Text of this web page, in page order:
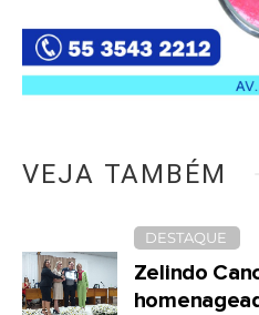
VEJA TAMBÉM
DESTAQUE
Zelindo